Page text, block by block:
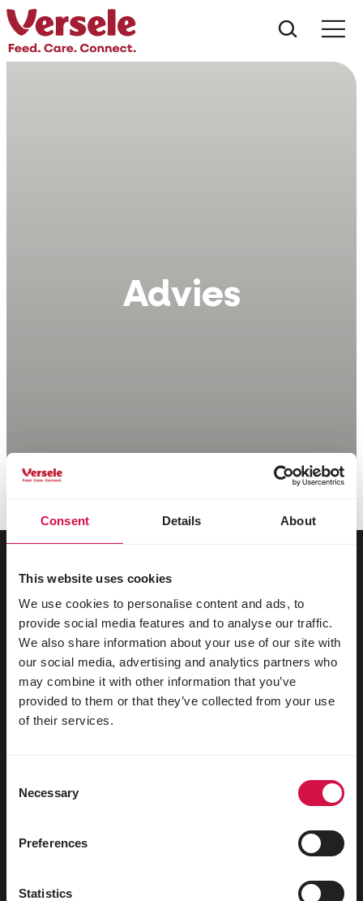
Consent Details About
This website uses cookies
We use cookies to personalise content and ads, to
provide social media features and to analyse our traffic.
We also share information about your use of our site with
our social media, advertising and analytics partners who
may combine it with other information that you’ve
provided to them or that they’ve collected from your use
of their services.
Selection
Necessary
Preferences
Statistics
Advies
Voor jouw dier
Siervogels
Buitenvogels
Steltlopers & loopvogels
Sierduiven
Fretten